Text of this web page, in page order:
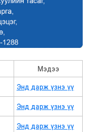
Мэдээ
Энд дарж үзнэ үү
Энд дарж үзнэ үү
Энд дарж үзнэ үү